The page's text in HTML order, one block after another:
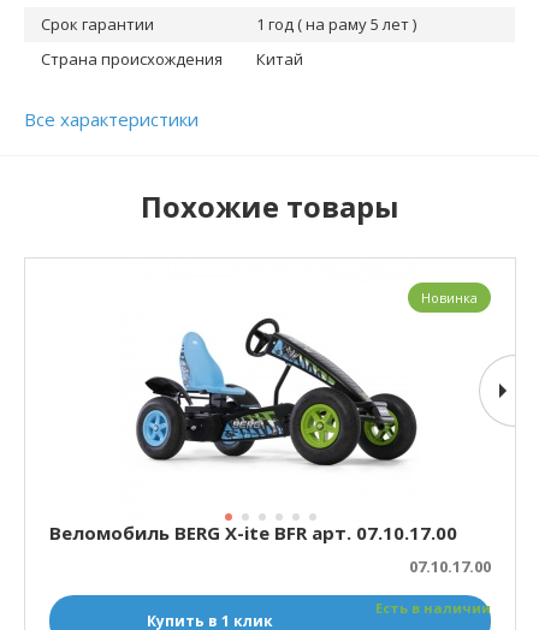
Срок гарантии
1 год ( на раму 5 лет )
Страна происхождения
Китай
Все характеристики
Похожие товары
Веломобиль BERG X-ite BFR арт. 07.10.17.00
07.10.17.00
Есть в наличии
Купить в 1 клик
Новинка